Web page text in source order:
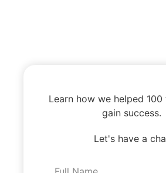
Learn how we helped
gain success.
Let's have a